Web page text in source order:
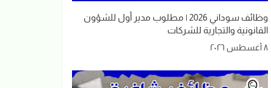
وظائف سوداني 2026 | مطلوب مدير أول للشؤون
القانونية والتجارية للشركات
٨ أغسطس ٢٠٢٦